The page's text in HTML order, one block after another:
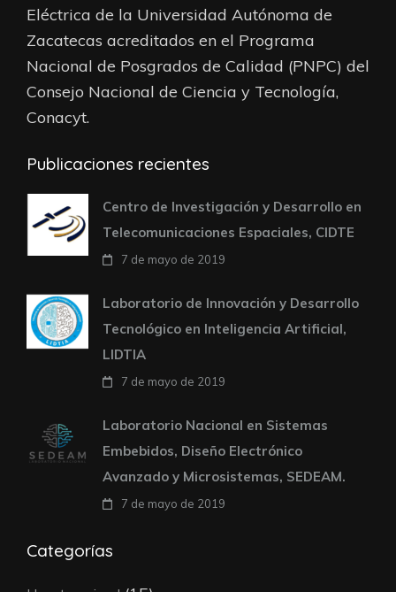
Eléctrica de la Universidad Autónoma de
Zacatecas acreditados en el Programa
Nacional de Posgrados de Calidad (PNPC) del
Consejo Nacional de Ciencia y Tecnología,
Conacyt.
Publicaciones recientes
Centro de Investigación y Desarrollo en
Telecomunicaciones Espaciales, CIDTE
7 de mayo de 2019
Laboratorio de Innovación y Desarrollo
Tecnológico en Inteligencia Artificial,
LIDTIA
7 de mayo de 2019
Laboratorio Nacional en Sistemas
Embebidos, Diseño Electrónico
Avanzado y Microsistemas, SEDEAM.
7 de mayo de 2019
Categorías